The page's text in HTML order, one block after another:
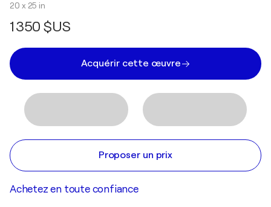
20 x 25 in
1 350 $US
Acquérir cette œuvre
Proposer un prix
Achetez en toute confiance